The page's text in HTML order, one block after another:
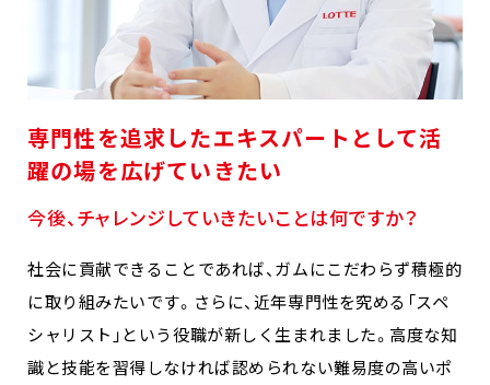
専門性を追求したエキスパートとして活
躍の場を広げていきたい
今後、チャレンジしていきたいことは何ですか？
社会に貢献できることであれば、ガムにこだわらず積極的
に取り組みたいです。さらに、近年専門性を究める「スペ
シャリスト」という役職が新しく生まれました。高度な知
識と技能を習得しなければ認められない難易度の高いポ